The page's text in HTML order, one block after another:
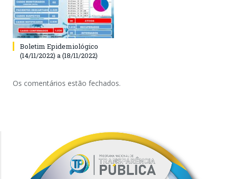
Boletim Epidemiológico
(14/11/2022) a (18/11/2022)
Os comentários estão fechados.